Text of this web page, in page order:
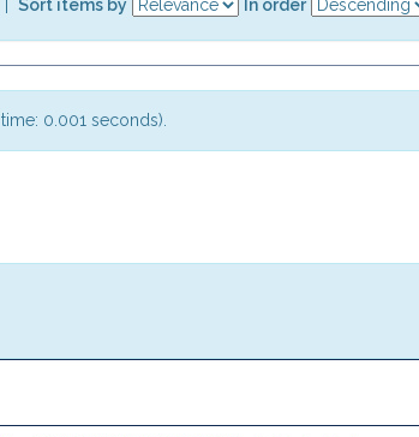
Sort items by In order
0.001 seconds).